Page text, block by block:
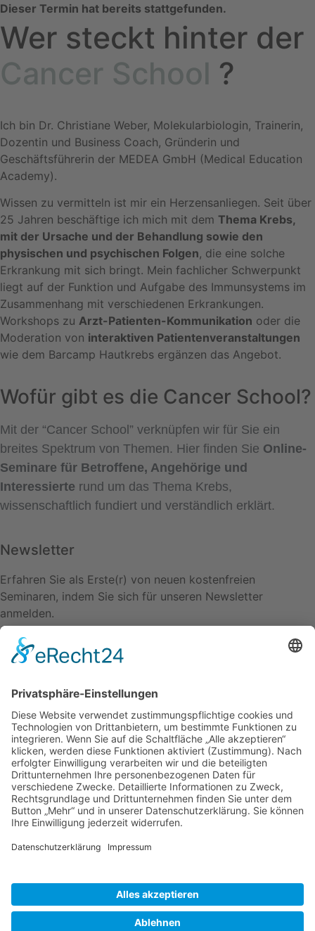
Dieser Termin hat bereits stattgefunden.
Wer steckt hinter der
Cancer School ?
Ich bin Dr. Christiane Weber, Molekularbiologin, Trainerin,
Dozentin und Business Coach, Gründerin und
Geschäftsführerin der MEDEA GmbH (Medical Education
Academy).
Wissen zu vermitteln ist mir ein Herzensanliegen. Seit über
25 Jahren beschäftige ich mich mit dem Thema Krebs,
mit der Ursache und der Behandlung sowie den
physischen und psychischen Folgen, die eine solche
Erkrankung mit sich bringt. Mein fachlicher Schwerpunkt
liegt auf der Funktion und Aufgabe des Immunsystems im
Zusammenhang mit verschiedenen Erkrankungen.
Workshops zu Arzt-Patienten-Kommunikation oder die
Moderation von interaktiven Patientenveranstaltungen
wie dem Barcamp Hautkrebs ergänzen das Angebot.
Wofür gibt es die Cancer School?
Mit der “Cancer School” verknüpfen wir für Sie ein
breites Spektrum von Themen. Hier finden Sie Online-
Seminare für Betroffene, Angehörige und
Interessierte rund um das Thema Krebs,
wissenschaftlich fundiert und verständlich erklärt.
Newsletter
Erfahren Sie als Erste(r) von neuen kostenfreien
Seminaren, indem Sie sich für unseren Newsletter
anmelden.
Vorname
Nachname
E-mail*
Cancer School ist ein Angebot der MEDEA Medical
Education Academy GmbH.